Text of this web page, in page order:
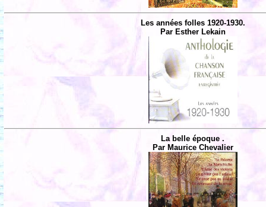
Les années folles 1920-1930.
Par Esther Lekain
La belle époque .
Par Maurice Chevalier